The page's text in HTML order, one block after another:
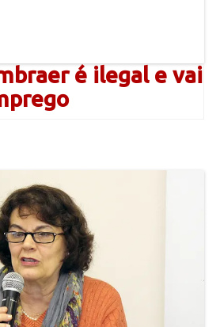
é ilegal e vai